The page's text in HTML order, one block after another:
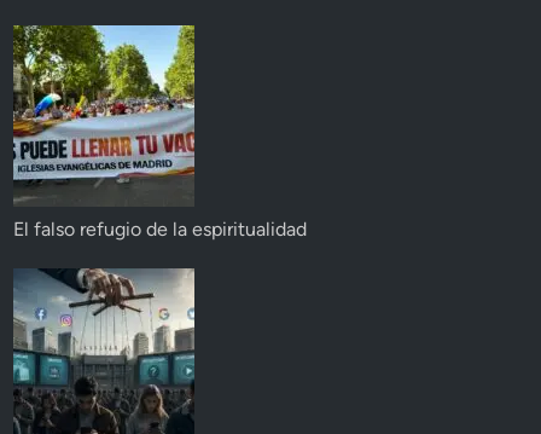
El falso refugio de la espiritualidad